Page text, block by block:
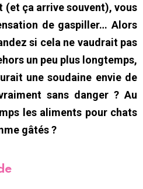
ça arrive souvent), vous
de gaspiller… Alors
si cela ne vaudrait pas
un peu plus longtemps,
une soudaine envie de
sans danger ? Au
les aliments pour chats
gâtés ?